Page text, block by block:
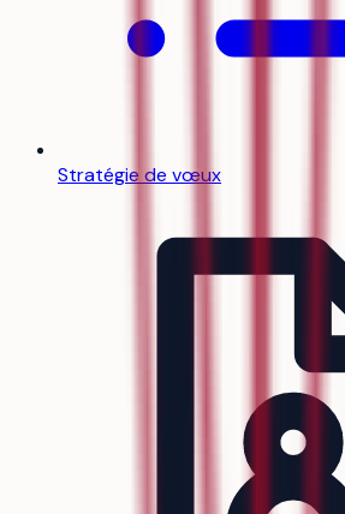
Stratégie de vœux